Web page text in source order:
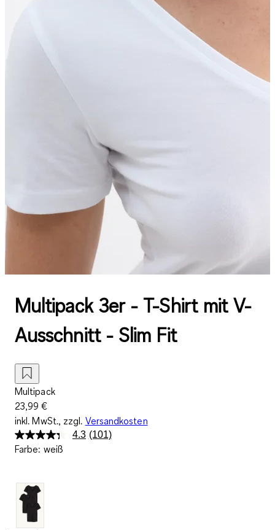
Multipack 3er - T-Shirt mit V-
Ausschnitt - Slim Fit
Multipack
23,99 €
inkl. MwSt., zzgl. Versandkosten
4.3 101
(101)
Farbe: weiß